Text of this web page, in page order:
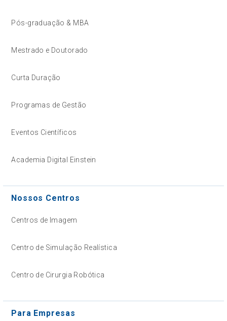
Pós-graduação & MBA
Mestrado e Doutorado
Curta Duração
Programas de Gestão
Eventos Científicos
Academia Digital Einstein
Nossos Centros
Centros de Imagem
Centro de Simulação Realística
Centro de Cirurgia Robótica
Para Empresas